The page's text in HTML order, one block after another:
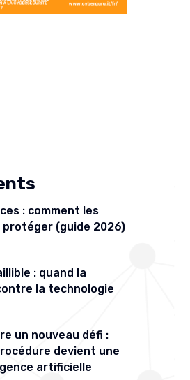
: comment les
protéger (guide 2026)
: quand la
la technologie
un nouveau défi :
devient une
artificielle